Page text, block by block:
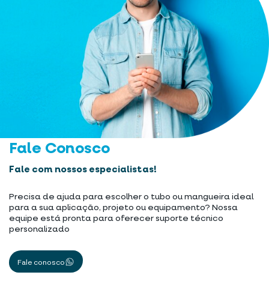
Fale Conosco
Fale com nossos especialistas!
Precisa de ajuda para escolher o tubo ou mangueira ideal
para a sua aplicação, projeto ou equipamento? Nossa
equipe está pronta para oferecer suporte técnico
personalizado
Fale conosco